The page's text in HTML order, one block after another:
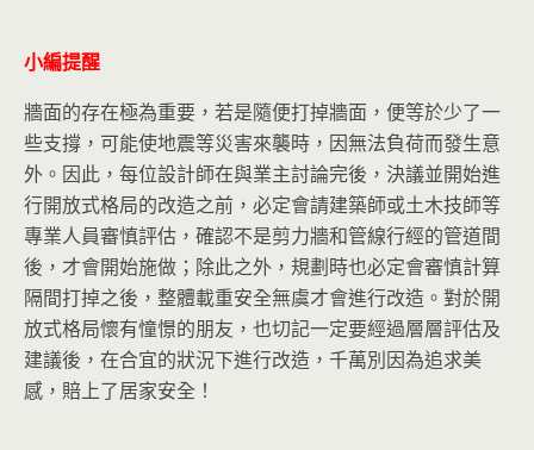
小編提醒
牆面的存在極為重要，若是隨便打掉牆面，便等於少了一
些支撐，可能使地震等災害來襲時，因無法負荷而發生意
外。因此，每位設計師在與業主討論完後，決議並開始進
行開放式格局的改造之前，必定會請建築師或土木技師等
專業人員審慎評估，確認不是剪力牆和管線行經的管道間
後，才會開始施做；除此之外，規劃時也必定會審慎計算
隔間打掉之後，整體載重安全無虞才會進行改造。對於開
放式格局懷有憧憬的朋友，也切記一定要經過層層評估及
建議後，在合宜的狀況下進行改造，千萬別因為追求美
感，賠上了居家安全！